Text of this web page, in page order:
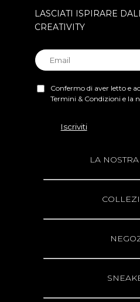
LASCIATI ISPIRARE
CREATIVITY
Confermo di aver letto e
Termini & Condizioni e la
LA